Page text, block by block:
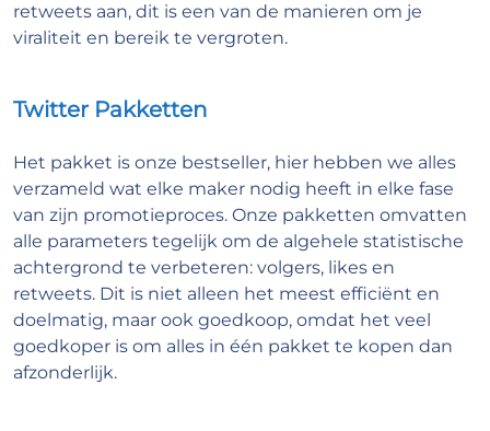
retweets aan, dit is een van de manieren om je
viraliteit en bereik te vergroten.
Twitter Pakketten
Het pakket is onze bestseller, hier hebben we alles
verzameld wat elke maker nodig heeft in elke fase
van zijn promotieproces. Onze pakketten omvatten
alle parameters tegelijk om de algehele statistische
achtergrond te verbeteren: volgers, likes en
retweets. Dit is niet alleen het meest efficiënt en
doelmatig, maar ook goedkoop, omdat het veel
goedkoper is om alles in één pakket te kopen dan
afzonderlijk.